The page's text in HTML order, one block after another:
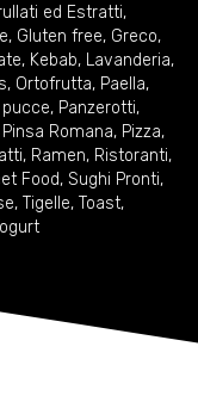
ed Estratti,
, Gluten free, Greco,
, Kebab, Lavanderia,
, Ortofrutta, Paella,
pucce, Panzerotti,
Pinsa Romana, Pizza,
, Ramen, Ristoranti,
Food, Sughi Pronti,
, Tigelle, Toast,